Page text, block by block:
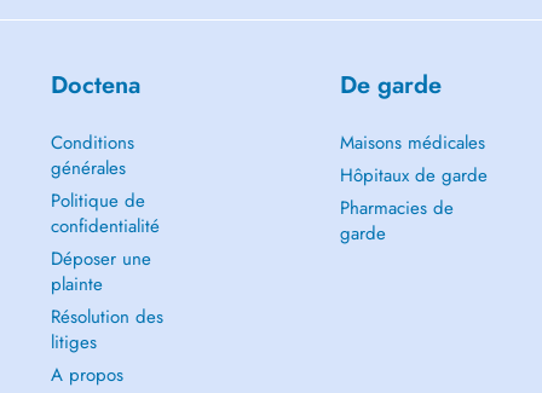
Doctena
Conditions
générales
Politique de
confidentialité
Déposer une
plainte
Résolution des
litiges
A propos
De garde
Maisons médicales
Hôpitaux de garde
Pharmacies de
garde